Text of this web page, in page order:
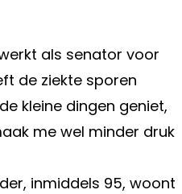
als senator voor
de ziekte sporen
kleine dingen geniet,
me wel minder druk
inmiddels 95, woont